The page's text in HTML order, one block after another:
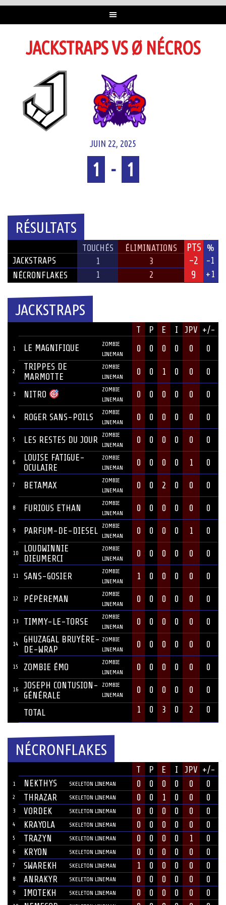
JACKSTRAPS VS Ø NÉCROS
JUIN 22, 2025
1 - 1
RÉSULTATS
TOUCHÉS ÉLIMINATIONS PTS
%
JACKSTRAPS
1 3 -2
-1
NÉCRONFLAKES
1 2 9 +1
JACKSTRAPS
T P E I JPV +/-
1 LE MAGNIFIQUE
ZOMBIE
LINEMAN
0 0 0 0 0 0
2
TRIPPES DE
MARMOTTE
ZOMBIE
LINEMAN
0 0 1 0 0 0
3 NITRO
ZOMBIE
LINEMAN
0 0 0 0 0 0
4 ROGER SANS-POILS
ZOMBIE
LINEMAN
0 0 0 0 0 0
5 LES RESTES DU JOUR
ZOMBIE
LINEMAN
0 0 0 0 0 0
6
LOUISE FATIGUE-
OCULAIRE
ZOMBIE
LINEMAN
0 0 0 0 1 0
7 BETAMAX
ZOMBIE
LINEMAN
0 0 2 0 0 0
8 FURIOUS ETHAN
ZOMBIE
LINEMAN
0 0 0 0 0 0
9 PARFUM-DE-DIESEL
ZOMBIE
LINEMAN
0 0 0 0 1 0
10
LOUDWINNIE
DIEUMERCI
ZOMBIE
LINEMAN
0 0 0 0 0 0
11 SANS-GOSIER
ZOMBIE
LINEMAN
1 0 0 0 0 0
12 PÉPÈREMAN
ZOMBIE
LINEMAN
0 0 0 0 0 0
13 TIMMY-LE-TORSE
ZOMBIE
LINEMAN
0 0 0 0 0 0
14
GHUZAGAL BRUYÈRE-
DE-WRAP
ZOMBIE
LINEMAN
0 0 0 0 0 0
15 ZOMBIE ÉMO
ZOMBIE
LINEMAN
0 0 0 0 0 0
16
JOSEPH CONTUSION-
GÉNÉRALE
ZOMBIE
LINEMAN
0 0 0 0 0 0
TOTAL 1 0 3 0 2 0
NÉCRONFLAKES
T P E I JPV +/-
1 NEKTHYS SKELETON LINEMAN 0 0 0 0 0 0
2 THRAZAR SKELETON LINEMAN 0 0 1 0 0 0
3 VORDEK SKELETON LINEMAN 0 0 0 0 0 0
4 KRAYOLA SKELETON LINEMAN 0 0 0 0 0 0
5 TRAZYN SKELETON LINEMAN 0 0 0 0 1 0
6 KRYON SKELETON LINEMAN 0 0 0 0 0 0
7 SWAREKH SKELETON LINEMAN 1 0 0 0 0 0
8 ANRAKYR SKELETON LINEMAN 0 0 0 0 0 0
9 IMOTEKH SKELETON LINEMAN 0 0 0 0 0 0